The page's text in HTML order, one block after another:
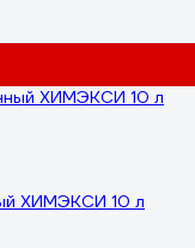
ХИМЭКСИ 10 л